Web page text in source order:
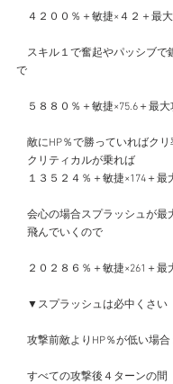
４２００％＋敏捷×４２＋最
スキル１で奮起やパッシブで
で
５８８０％＋敏捷×75.6＋最大
敵にHP％で勝っていればクリ
クリティカルが乗れば
１３５２４％＋敏捷×174＋最
会心の場合スプラッシュが最
飛んでいくので
２０２８６％＋敏捷×261＋最
▼スプラッシュは必中くさい
攻撃前敵よりHP％が低い場合
すべての攻撃後４ターンの間